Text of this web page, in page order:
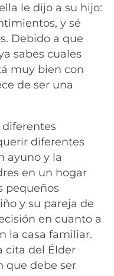
le dijo a su hijo:
y sé
Debido a que
sabes cuales
muy bien con
de ser una
diferentes
diferentes
ayuno y la
en un hogar
pequeños
y su pareja de
en cuanto a
la casa familiar.
cita del Élder
que debe ser